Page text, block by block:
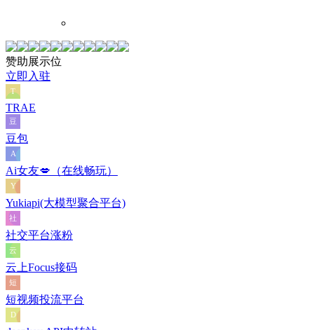
赞助展示位
立即入驻
TRAE
豆包
Ai女友💋（在线畅玩）
Yukiapi(大模型聚合平台)
社交平台涨粉
云上Focus接码
短视频投流平台